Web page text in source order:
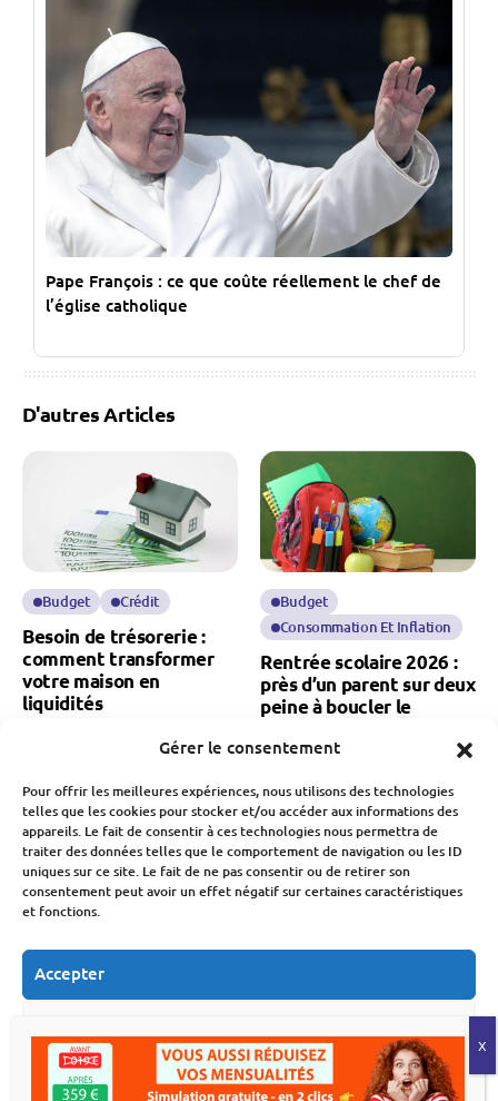
Gérer le consentement
Pour offrir les meilleures expériences, nous utilisons des technologies
telles que les cookies pour stocker et/ou accéder aux informations des
appareils. Le fait de consentir à ces technologies nous permettra de
traiter des données telles que le comportement de navigation ou les ID
uniques sur ce site. Le fait de ne pas consentir ou de retirer son
consentement peut avoir un effet négatif sur certaines caractéristiques
et fonctions.
Accepter
Voir les préférences
Pape François : ce que coûte réellement le chef de
l’église catholique
D'autres Articles
Budget Crédit
Besoin de trésorerie :
comment transformer
votre maison en
liquidités
Budget
Consommation Et Inflation
Rentrée scolaire 2026 :
près d’un parent sur deux
peine à boucler le
8 Août 2026
Banque Et Néo-Banque
Crédit Mutuel refuse de
financer les candidats
Natalité en France : une
inquiète pour notre
économie